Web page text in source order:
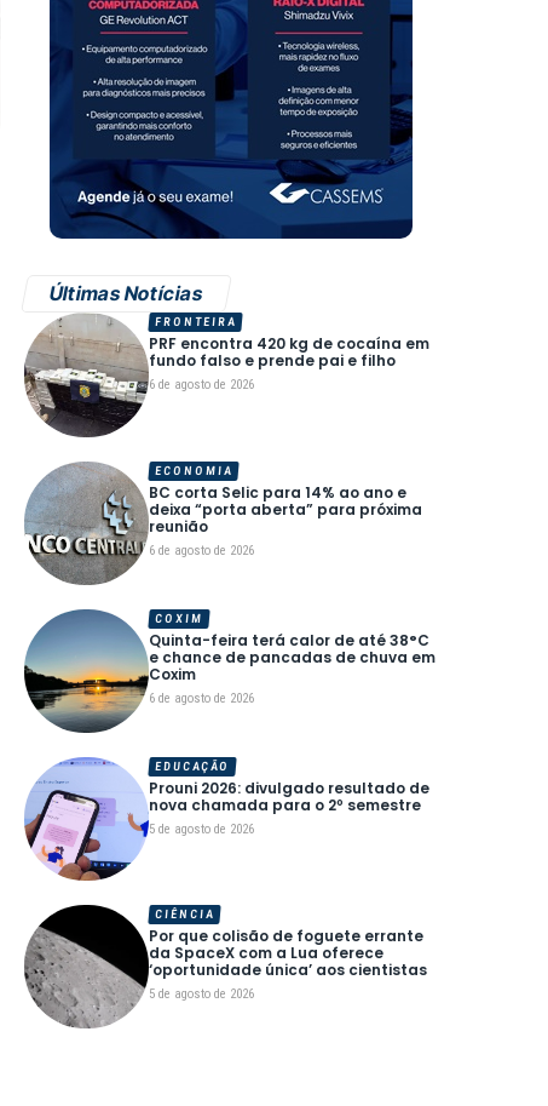
Últimas Notícias
PRF encontra 420 kg de cocaína em
fundo falso e prende pai e filho
6 de agosto de 2026
FRONTEIRA
BC corta Selic para 14% ao ano e
deixa “porta aberta” para próxima
reunião
6 de agosto de 2026
ECONOMIA
Quinta-feira terá calor de até 38°C
e chance de pancadas de chuva em
Coxim
6 de agosto de 2026
COXIM
Prouni 2026: divulgado resultado de
nova chamada para o 2º semestre
5 de agosto de 2026
EDUCAÇÃO
Por que colisão de foguete errante
da SpaceX com a Lua oferece
‘oportunidade única’ aos cientistas
5 de agosto de 2026
CIÊNCIA